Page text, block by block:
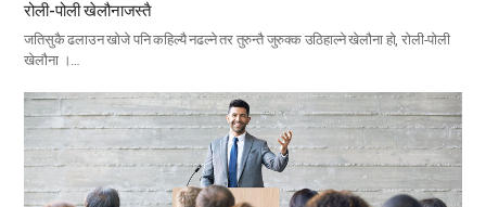
रोली-पोली खेलौनाजस्तै
जतिसुकै ढलाउन खोजे पनि कहिल्यै नढल्ने तर तुरुन्तै जुरुक्क उठिहाल्ने खेलौना हो, रोली-पोली
खेलौना ।…